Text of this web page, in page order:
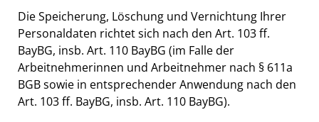
Die Speicherung, Löschung und Vernichtung Ihrer
Personaldaten richtet sich nach den Art. 103 ff.
BayBG, insb. Art. 110 BayBG (im Falle der
Arbeitnehmerinnen und Arbeitnehmer nach § 611a
BGB sowie in entsprechender Anwendung nach den
Art. 103 ff. BayBG, insb. Art. 110 BayBG).